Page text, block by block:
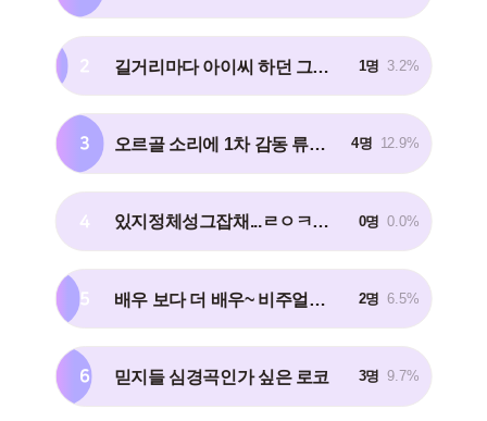
2 1명 3.2%
3 오르골 소리에 1차 감동 류진 어깨컨트롤에 2차감동인 워너비 4명 12.9%
4 있지정체성그잡채...ㄹㅇㅋㅋ 낫샤이 0명 0.0%
5 2명 6.5%
6 믿지들 심경곡인가 싶은 로코 3명 9.7%